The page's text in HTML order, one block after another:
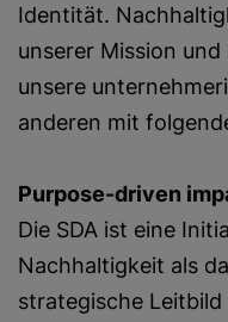
Identität.
unserer Mission
unsere
anderen mit
Purpose-driven
Die SDA ist eine
Nachhaltigkeit als
strategische